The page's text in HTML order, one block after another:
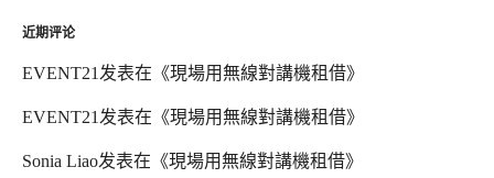
近期评论
EVENT21 发表在《現場用無線對講機租借》
EVENT21 发表在《現場用無線對講機租借》
Sonia Liao发表在《現場用無線對講機租借》